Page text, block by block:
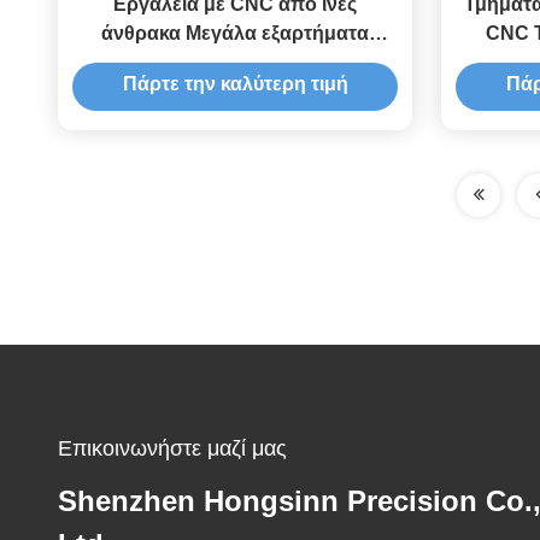
Εργαλεία με CNC από ίνες
άνθρακα Μεγάλα εξαρτήματα
Εργαλεία με CNC ακριβείας
Μεταλλικά εξαρτήματα
Πάρτε την καλύτερη τιμή
CNC
Επικοινωνήστε μαζί μας
Shenzhen Hongsinn Precision Co.,